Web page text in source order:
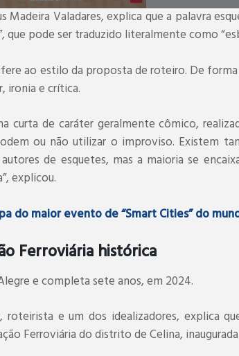
Madeira Valadares, explica que a palavra
que pode ser traduzido literalmente como
ao estilo da proposta de roteiro. De forma
ironia e crítica.
curta de caráter geralmente cômico,
ou não utilizar o improviso. Existem
de esquetes, mas a maioria se
explicou.
do maior evento de “Smart Cities” do
Ferroviária histórica
e completa sete anos, em 2024.
e um dos idealizadores, explica
Ferroviária do distrito de Celina, inaugurada